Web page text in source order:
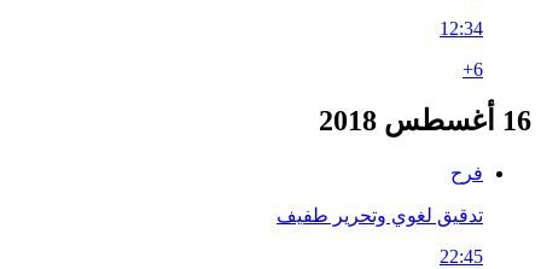
12:34
+6
16 أغسطس 2018
فرح
تدقيق لغوي وتحرير طفيف
22:45